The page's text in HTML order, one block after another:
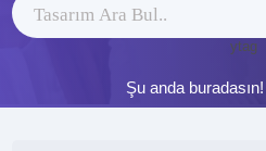
ytag
Şu anda